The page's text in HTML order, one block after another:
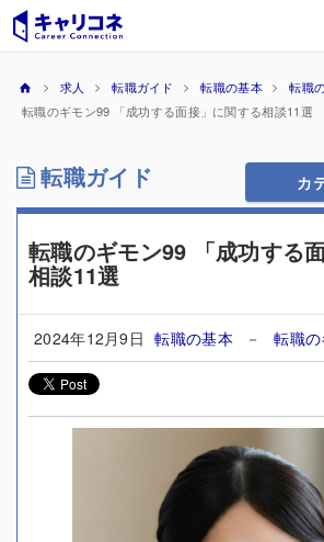
求人 転職ガイド 転職の基本
転職
転職のギモン99 「成功する面接」に関する相談11選
転職ガイド カ
転職のギモン99 「成功する
相談11選
2024年12月9日 転職の基本 －転職